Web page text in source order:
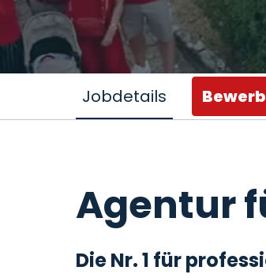
Jobdetails
Agentur
Die Nr. 1 für